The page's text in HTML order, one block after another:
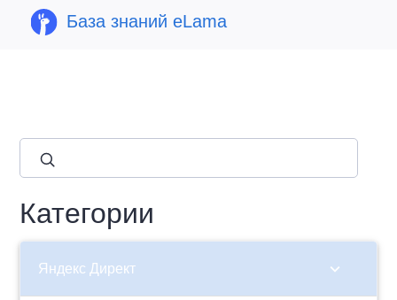
База знаний eLama
Категории
Яндекс Директ chevron_right